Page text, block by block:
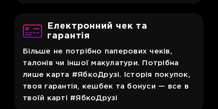
Електронний чек та
гарантія
Більше не потрібно паперових чеків,
талонів чи іншої макулатури. Потрібна
лише карта #ЯбкоДрузі. Історія покупок,
твоя гарантія, кешбек та бонуси — все в
твоїй карті #ЯбкоДрузі